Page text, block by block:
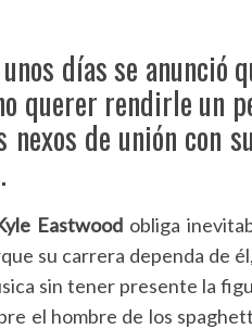
días se anunció
querer rendirle un
nexos de unión con
Eastwoodobliga
su carrera dependa de
sin tener presente la
el hombre de los